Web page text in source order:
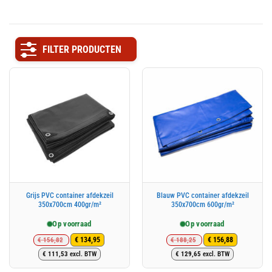
FILTER PRODUCTEN
Grijs PVC container afdekzeil
350x700cm 400gr/m²
Op voorraad
€156,82
Oorspronkelijke
prijs
was:
€ 134,95
Huidige
prijs
is:
€ 111,53 excl. BTW
Blauw PVC container afdekzeil
350x700cm 600gr/m²
Op voorraad
€188,25
Oorspronkelijke
prijs
was:
€ 156,88
Huidige
prijs
is:
€ 129,65 excl. BTW